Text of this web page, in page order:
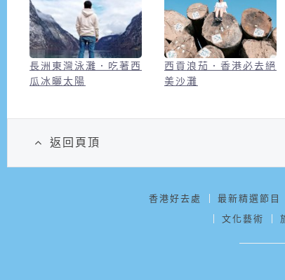
長洲東灣泳灘．吃著西
瓜冰曬太陽
西貢浪茄．香港必去絕
美沙灘
返回頁頂
香港好去處 最新精選節目
文化藝術